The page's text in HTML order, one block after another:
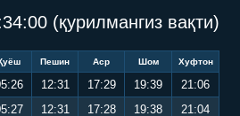
(қурилмангиз вақти)
Пешин Аср Шом Хуфтон
12:31 17:29 19:39
21:06
12:31 17:28 19:38
21:04